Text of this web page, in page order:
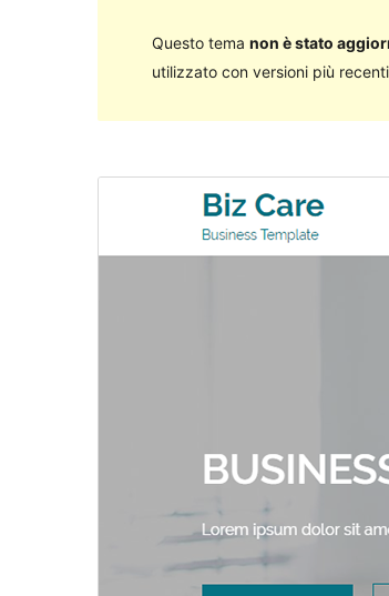
Questo tema non è stato
utilizzato con versioni più